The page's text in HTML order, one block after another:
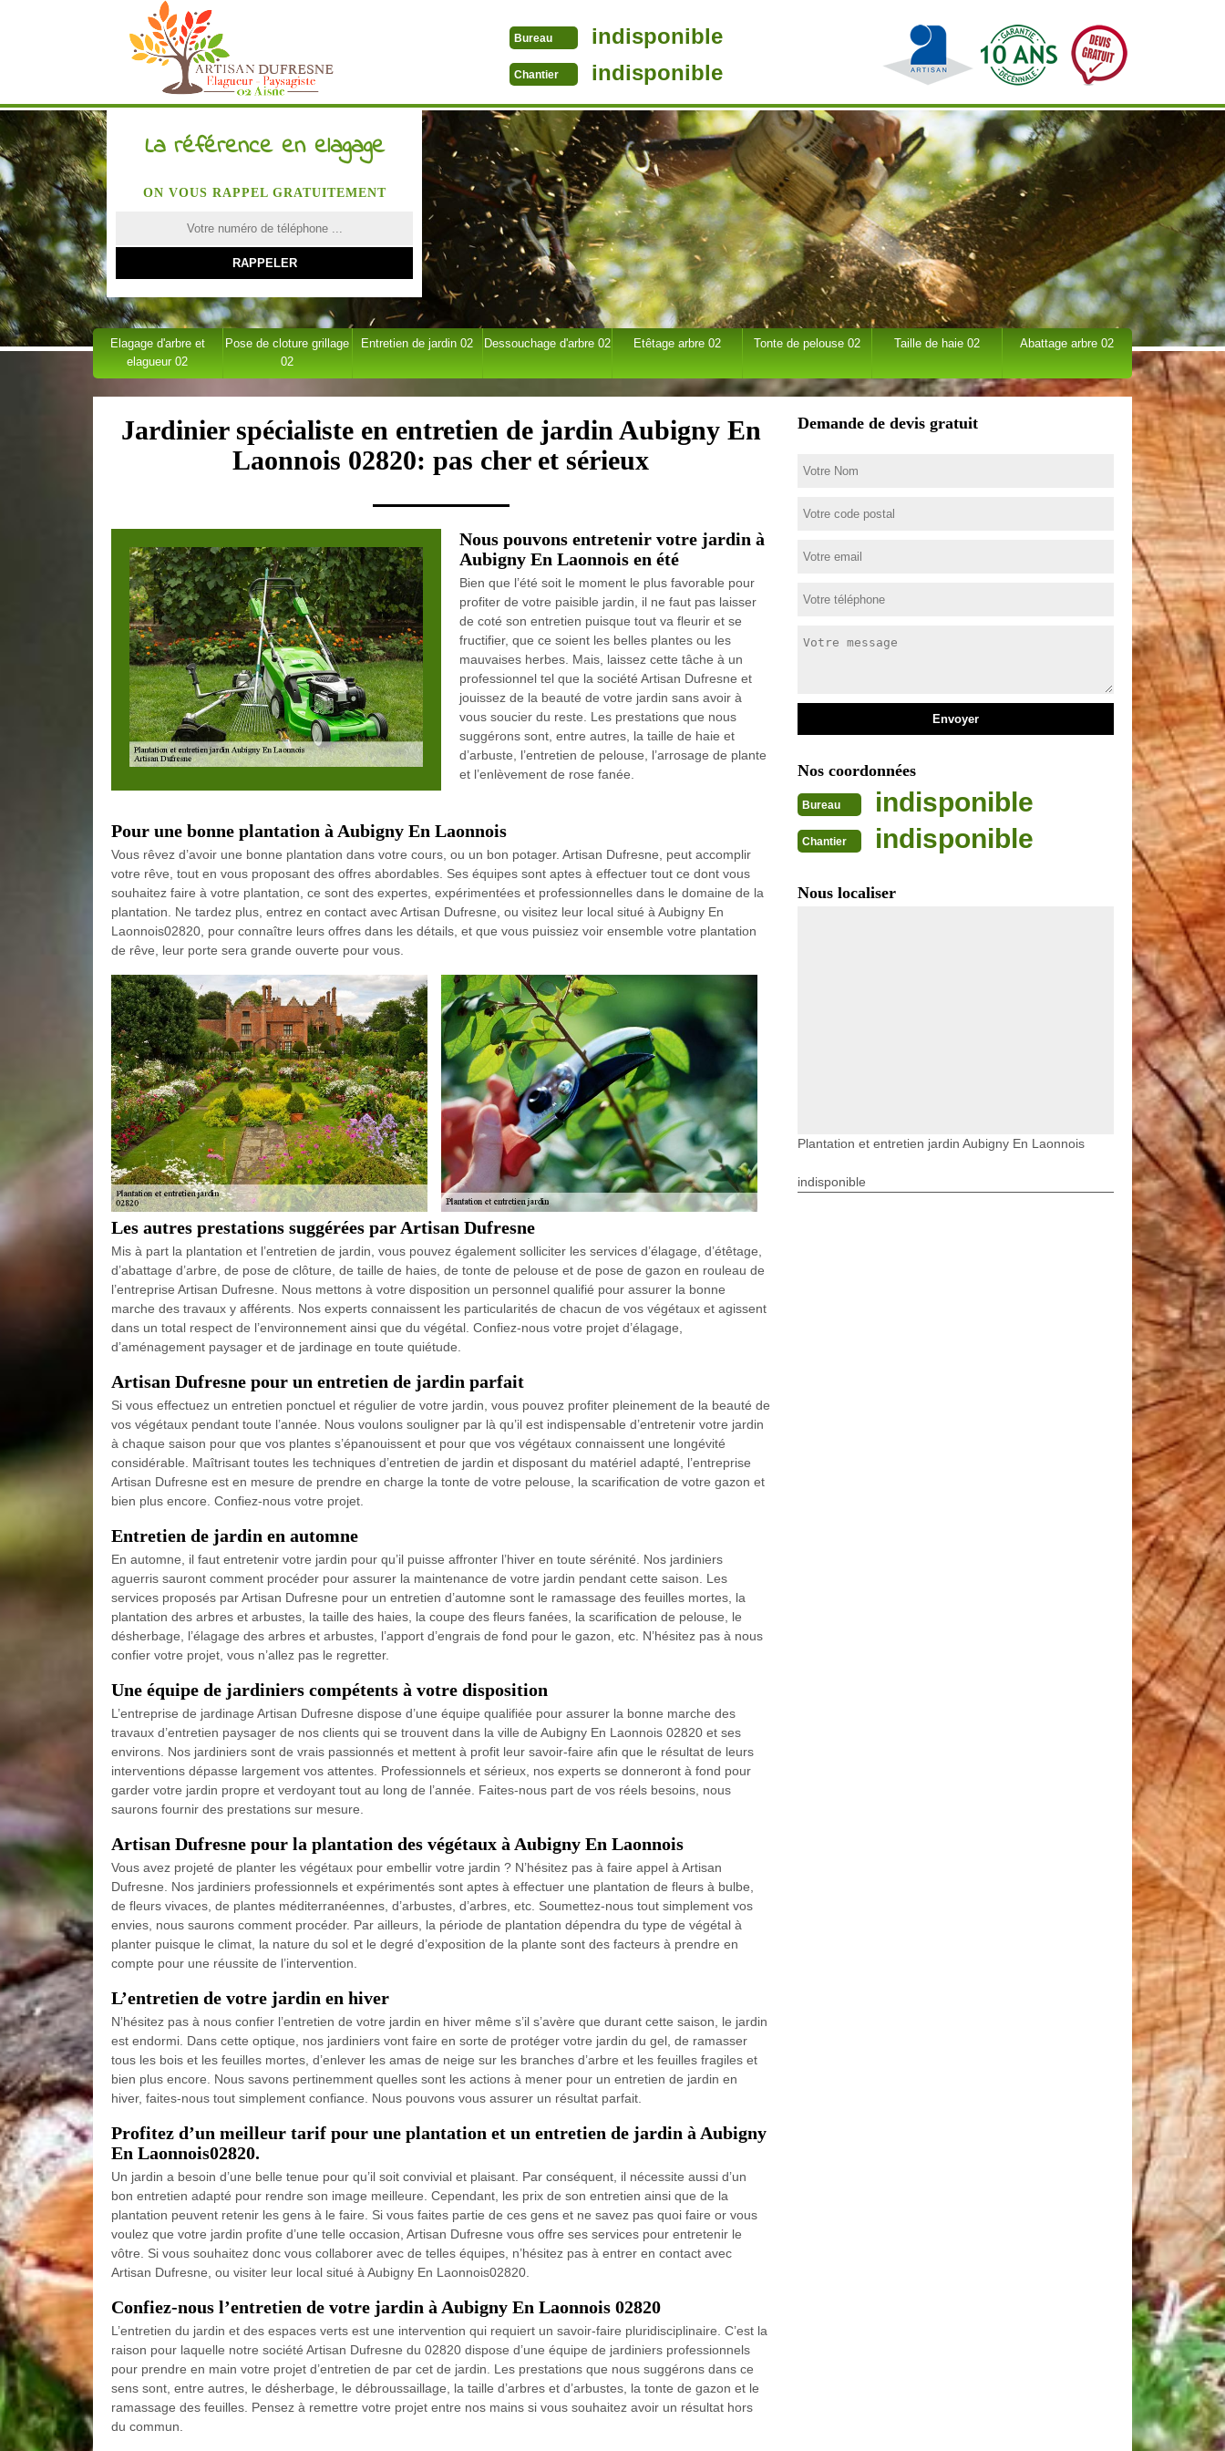
Bureau indisponible
Chantier indisponible
La référence en elagage
ON VOUS RAPPEL GRATUITEMENT
Elagage d'arbre et
elagueur 02
Pose de cloture grillage
02
Entretien de jardin 02 Dessouchage d'arbre 02 Etêtage arbre 02 Tonte de pelouse 02 Taille de haie 02 Abattage arbre 02
Jardinier spécialiste en entretien de jardin Aubigny En
Laonnois 02820: pas cher et sérieux
Nous pouvons entretenir votre jardin à
Aubigny En Laonnois en été
Bien que l’été soit le moment le plus favorable pour
profiter de votre paisible jardin, il ne faut pas laisser
de coté son entretien puisque tout va fleurir et se
fructifier, que ce soient les belles plantes ou les
mauvaises herbes. Mais, laissez cette tâche à un
professionnel tel que la société Artisan Dufresne et
jouissez de la beauté de votre jardin sans avoir à
vous soucier du reste. Les prestations que nous
suggérons sont, entre autres, la taille de haie et
d’arbuste, l’entretien de pelouse, l’arrosage de plante
et l’enlèvement de rose fanée.
Pour une bonne plantation à Aubigny En Laonnois
Vous rêvez d’avoir une bonne plantation dans votre cours, ou un bon potager. Artisan Dufresne, peut accomplir
votre rêve, tout en vous proposant des offres abordables. Ses équipes sont aptes à effectuer tout ce dont vous
souhaitez faire à votre plantation, ce sont des expertes, expérimentées et professionnelles dans le domaine de la
plantation. Ne tardez plus, entrez en contact avec Artisan Dufresne, ou visitez leur local situé à Aubigny En
Laonnois02820, pour connaître leurs offres dans les détails, et que vous puissiez voir ensemble votre plantation
de rêve, leur porte sera grande ouverte pour vous.
Les autres prestations suggérées par Artisan Dufresne
Mis à part la plantation et l’entretien de jardin, vous pouvez également solliciter les services d’élagage, d’étêtage,
d’abattage d’arbre, de pose de clôture, de taille de haies, de tonte de pelouse et de pose de gazon en rouleau de
l’entreprise Artisan Dufresne. Nous mettons à votre disposition un personnel qualifié pour assurer la bonne
marche des travaux y afférents. Nos experts connaissent les particularités de chacun de vos végétaux et agissent
dans un total respect de l’environnement ainsi que du végétal. Confiez-nous votre projet d’élagage,
d’aménagement paysager et de jardinage en toute quiétude.
Artisan Dufresne pour un entretien de jardin parfait
Si vous effectuez un entretien ponctuel et régulier de votre jardin, vous pouvez profiter pleinement de la beauté de
vos végétaux pendant toute l’année. Nous voulons souligner par là qu’il est indispensable d’entretenir votre jardin
à chaque saison pour que vos plantes s’épanouissent et pour que vos végétaux connaissent une longévité
considérable. Maîtrisant toutes les techniques d’entretien de jardin et disposant du matériel adapté, l’entreprise
Artisan Dufresne est en mesure de prendre en charge la tonte de votre pelouse, la scarification de votre gazon et
bien plus encore. Confiez-nous votre projet.
Entretien de jardin en automne
En automne, il faut entretenir votre jardin pour qu’il puisse affronter l’hiver en toute sérénité. Nos jardiniers
aguerris sauront comment procéder pour assurer la maintenance de votre jardin pendant cette saison. Les
services proposés par Artisan Dufresne pour un entretien d’automne sont le ramassage des feuilles mortes, la
plantation des arbres et arbustes, la taille des haies, la coupe des fleurs fanées, la scarification de pelouse, le
désherbage, l’élagage des arbres et arbustes, l’apport d’engrais de fond pour le gazon, etc. N’hésitez pas à nous
confier votre projet, vous n’allez pas le regretter.
Une équipe de jardiniers compétents à votre disposition
L’entreprise de jardinage Artisan Dufresne dispose d’une équipe qualifiée pour assurer la bonne marche des
travaux d’entretien paysager de nos clients qui se trouvent dans la ville de Aubigny En Laonnois 02820 et ses
environs. Nos jardiniers sont de vrais passionnés et mettent à profit leur savoir-faire afin que le résultat de leurs
interventions dépasse largement vos attentes. Professionnels et sérieux, nos experts se donneront à fond pour
garder votre jardin propre et verdoyant tout au long de l’année. Faites-nous part de vos réels besoins, nous
saurons fournir des prestations sur mesure.
Artisan Dufresne pour la plantation des végétaux à Aubigny En Laonnois
Vous avez projeté de planter les végétaux pour embellir votre jardin ? N’hésitez pas à faire appel à Artisan
Dufresne. Nos jardiniers professionnels et expérimentés sont aptes à effectuer une plantation de fleurs à bulbe,
de fleurs vivaces, de plantes méditerranéennes, d’arbustes, d’arbres, etc. Soumettez-nous tout simplement vos
envies, nous saurons comment procéder. Par ailleurs, la période de plantation dépendra du type de végétal à
planter puisque le climat, la nature du sol et le degré d’exposition de la plante sont des facteurs à prendre en
compte pour une réussite de l’intervention.
L’entretien de votre jardin en hiver
N’hésitez pas à nous confier l’entretien de votre jardin en hiver même s’il s’avère que durant cette saison, le jardin
est endormi. Dans cette optique, nos jardiniers vont faire en sorte de protéger votre jardin du gel, de ramasser
tous les bois et les feuilles mortes, d’enlever les amas de neige sur les branches d’arbre et les feuilles fragiles et
bien plus encore. Nous savons pertinemment quelles sont les actions à mener pour un entretien de jardin en
hiver, faites-nous tout simplement confiance. Nous pouvons vous assurer un résultat parfait.
Profitez d’un meilleur tarif pour une plantation et un entretien de jardin à Aubigny
En Laonnois02820.
Un jardin a besoin d’une belle tenue pour qu’il soit convivial et plaisant. Par conséquent, il nécessite aussi d’un
bon entretien adapté pour rendre son image meilleure. Cependant, les prix de son entretien ainsi que de la
plantation peuvent retenir les gens à le faire. Si vous faites partie de ces gens et ne savez pas quoi faire or vous
voulez que votre jardin profite d’une telle occasion, Artisan Dufresne vous offre ses services pour entretenir le
vôtre. Si vous souhaitez donc vous collaborer avec de telles équipes, n’hésitez pas à entrer en contact avec
Artisan Dufresne, ou visiter leur local situé à Aubigny En Laonnois02820.
Confiez-nous l’entretien de votre jardin à Aubigny En Laonnois 02820
L’entretien du jardin et des espaces verts est une intervention qui requiert un savoir-faire pluridisciplinaire. C’est la
raison pour laquelle notre société Artisan Dufresne du 02820 dispose d’une équipe de jardiniers professionnels
pour prendre en main votre projet d’entretien de par cet de jardin. Les prestations que nous suggérons dans ce
sens sont, entre autres, le désherbage, le débroussaillage, la taille d’arbres et d’arbustes, la tonte de gazon et le
ramassage des feuilles. Pensez à remettre votre projet entre nos mains si vous souhaitez avoir un résultat hors
du commun.
Demande de devis gratuit
Nos coordonnées
Bureau indisponible
Chantier indisponible
Nous localiser
Plantation et entretien jardin Aubigny En Laonnois
indisponible